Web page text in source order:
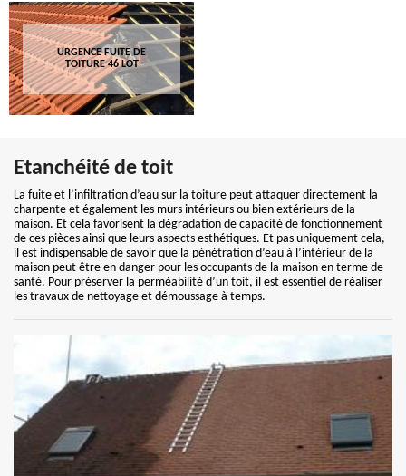
URGENCE FUITE DE
TOITURE 46 LOT
Etanchéité de toit
La fuite et l’infiltration d’eau sur la toiture peut attaquer directement la
charpente et également les murs intérieurs ou bien extérieurs de la
maison. Et cela favorisent la dégradation de capacité de fonctionnement
de ces pièces ainsi que leurs aspects esthétiques. Et pas uniquement cela,
il est indispensable de savoir que la pénétration d’eau à l’intérieur de la
maison peut être en danger pour les occupants de la maison en terme de
santé. Pour préserver la perméabilité d’un toit, il est essentiel de réaliser
les travaux de nettoyage et démoussage à temps.